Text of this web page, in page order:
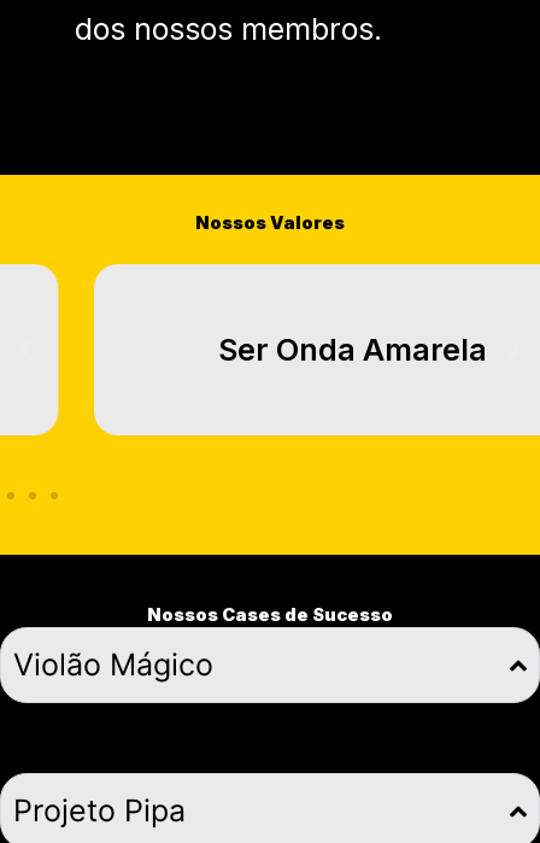
dos nossos membros.
Nossos Valores
Ser OndaAmarela
Nossos Cases de Sucesso
Violão Mágico
Projeto Pipa